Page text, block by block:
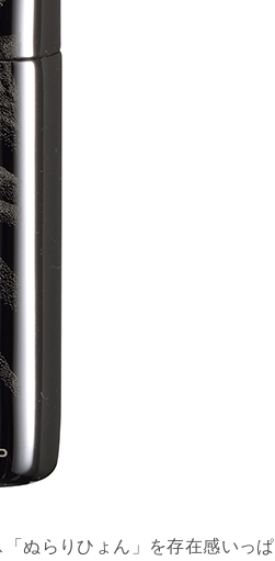
ぬらりひょん」を存在感いっぱ